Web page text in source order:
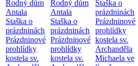
Rodný dům
Antala
Staška o
prázdninách
Prázdninové
prohlídky
kostela sv.
Rodný dům
Antala
Staška o
prázdninách
Prázdninové
prohlídky
kostela sv.
Staška o
prázdninách
Prázdninové
prohlídky
kostela sv.
Archanděla
Michaela ve